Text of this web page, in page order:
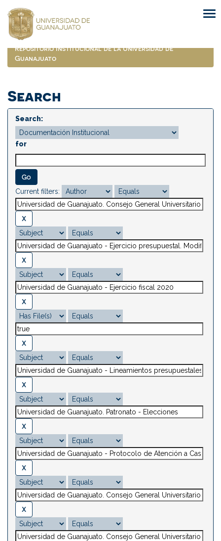
navigation
Repositorio Institucional de la Universidad de
Guanajuato
Search
Search:
for
Current filters: